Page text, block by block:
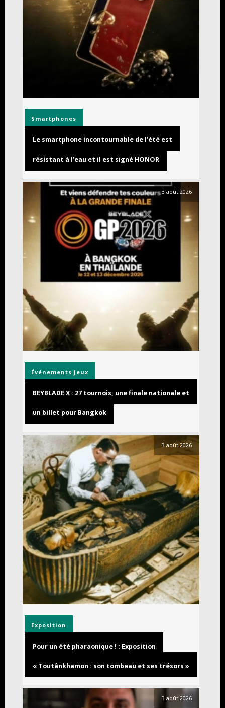
Smartphones
Le smartphone incontournable de l’été est
résistant à l’eau et il est signé HONOR
3 août 2026
Événements Jeux
BEYBLADE X : 27 tournois, une finale nationale et
un billet pour Bangkok
3 août 2026
Exposition
Pour un été pharaonique ! : Exposition
« Toutânkhamon : son tombeau et ses trésors »
3 août 2026